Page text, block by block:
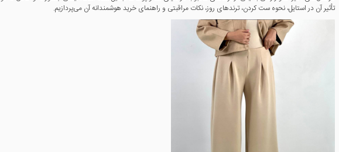
تأثیر آن در استایل، نحوه ست کردن، ترندهای روز، نکات مراقبتی و راهنمای خرید هوشمندانه آن می‌پردازیم.